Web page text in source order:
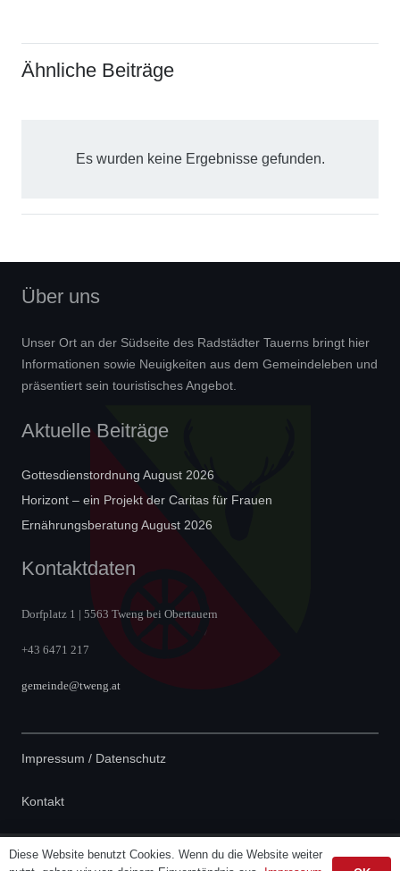
Ähnliche Beiträge
Es wurden keine Ergebnisse gefunden.
Über uns
Unser Ort an der Südseite des Radstädter Tauerns bringt hier
Informationen sowie Neuigkeiten aus dem Gemeindeleben und
präsentiert sein touristisches Angebot.
Aktuelle Beiträge
Gottesdienstordnung August 2026
Horizont – ein Projekt der Caritas für Frauen
Ernährungsberatung August 2026
Kontaktdaten
Dorfplatz 1 | 5563 Tweng bei Obertauern
+43 6471 217
gemeinde@tweng.at
Impressum / Datenschutz
Kontakt
Diese Website benutzt Cookies. Wenn du die Website weiter